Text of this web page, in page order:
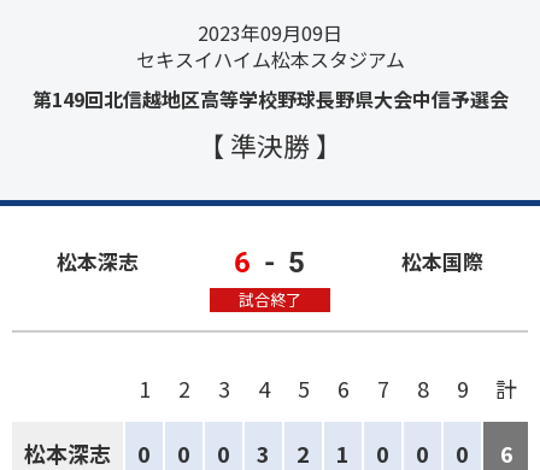
2023年09月09日
セキスイハイム松本スタジアム
第149回北信越地区高等学校野球長野県大会中信予選会
【 準決勝 】
松本深志 6 - 5
試合終了
松本国際
1 2 3 4 5 6 7 8 9 計
松本深志 0 0 0 3 2 1 0 0 0 6